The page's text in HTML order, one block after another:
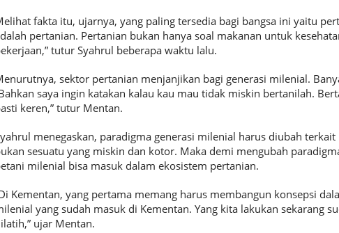
fakta itu, ujarnya, yang paling tersedia bagi bangsa ini yaitu
pertanian. Pertanian bukan hanya soal makanan untuk
tutur Syahrul beberapa waktu lalu.
sektor pertanian menjanjikan bagi generasi milenial.
saya ingin katakan kalau kau mau tidak miskin bertanilah.
keren,” tutur Mentan.
menegaskan, paradigma generasi milenial harus diubah
sesuatu yang miskin dan kotor. Maka demi mengubah
milenial bisa masuk dalam ekosistem pertanian.
Kementan, yang pertama memang harus membangun konsepsi
yang sudah masuk di Kementan. Yang kita lakukan sekarang
ujar Mentan.